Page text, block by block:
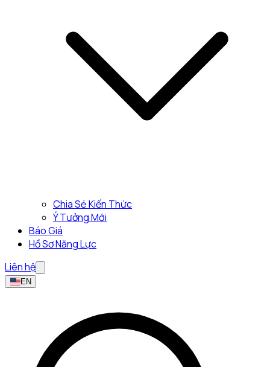
Chia Sẻ Kiến Thức
Ý Tưởng Mới
Báo Giá
Hồ Sơ Năng Lực
Liên hệ
EN